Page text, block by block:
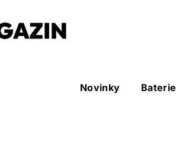
Hlavní
Novinky Baterie
Nástroje sub-navigation